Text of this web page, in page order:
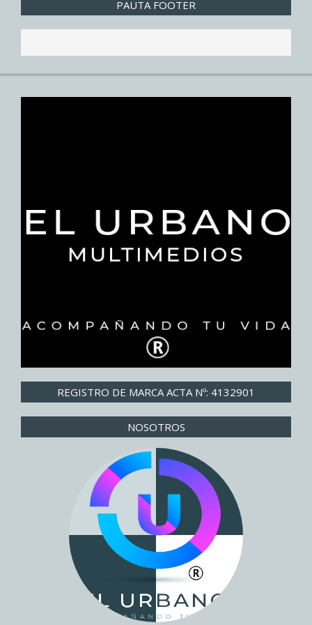
PAUTA FOOTER
REGISTRO DE MARCA ACTA Nº: 4132901
NOSOTROS